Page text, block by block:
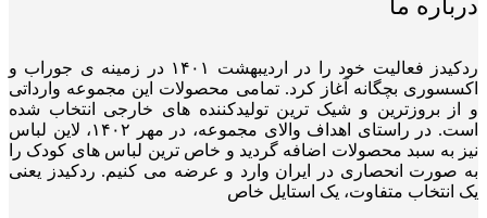
درباره ما
ردکیدز فعالیت خود را در اردیبهشت ۱۴۰۱ در زمینه ی جوراب و
اکسسوری بچگانه آغاز کرد. تمامی محصولات این مجموعه وارداتی
و از بروزترین و شیک ترین تولیدکننده های خارجی انتخاب شده
است. در راستای اهداف والای مجموعه، در مهر ۱۴۰۲، لاین لباس
نیز به سبد محصولات اضافه گردید و خاص ترین لباس های کودک را
به صورت انحصاری در ایران وارد و عرضه می کنیم. ردکیدز یعنی
یک انتخاب متفاوت، یک استایل خاص